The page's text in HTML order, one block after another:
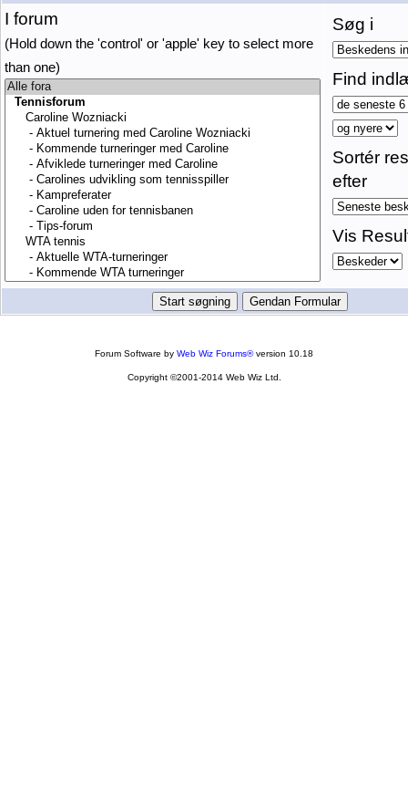
I forum
(Hold down the 'control' or 'apple' key to select more
than one)
Søg i
Find
Sortér
efter
Vis
Forum Software by Web Wiz Forums®version 10.18
Copyright ©2001-2014 Web Wiz Ltd.